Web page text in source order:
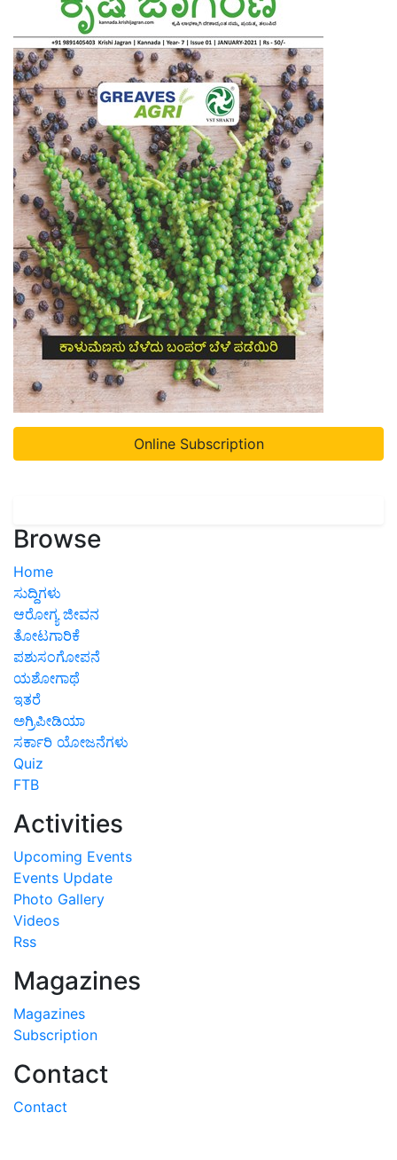
Online Subscription
Browse
Home
ಸುದ್ದಿಗಳು
ಆರೋಗ್ಯ ಜೀವನ
ತೋಟಗಾರಿಕೆ
ಪಶುಸಂಗೋಪನೆ
ಯಶೋಗಾಥೆ
ಇತರೆ
ಅಗ್ರಿಪೀಡಿಯಾ
ಸರ್ಕಾರಿ ಯೋಜನೆಗಳು
Quiz
FTB
Activities
Upcoming Events
Events Update
Photo Gallery
Videos
Rss
Magazines
Magazines
Subscription
Contact
Contact